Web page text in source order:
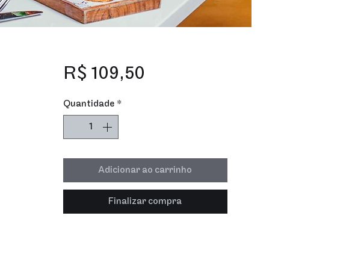
R$ 109,50
Quantidade *
Adicionar ao carrinho
Finalizar compra